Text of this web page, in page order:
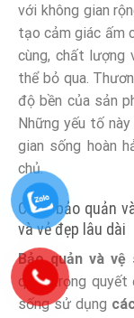
với không gian
tạo cảm giác ấm
cùng, chất lượng
thể bỏ qua.
độ bền của sản
Những yếu tố
gian sống hoàn
chủ.
Cách bảo quản
và vẻ đẹp lâu dài
Bảo quản và
quan trọng
sống sử dụng